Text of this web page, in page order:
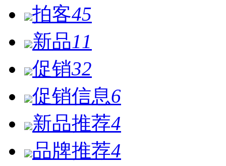
拍客45
新品11
促销32
促销信息6
新品推荐4
品牌推荐4